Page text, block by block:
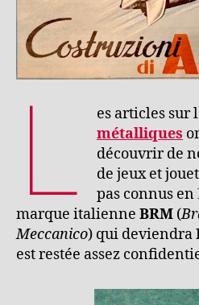
L es articles sur
métalliques
découvrir de
de jeux et
pas connus
marque italienne BRM (
Meccanico) qui deviendra
est restée assez